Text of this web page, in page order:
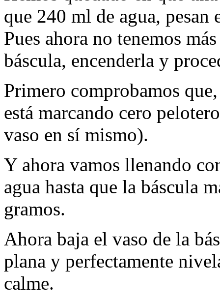
que 240 ml de agua,
Pues ahora no tenemos
báscula, encenderla y
Primero comprobamos
está marcando cero
vaso en sí mismo).
Y ahora vamos llenando
agua hasta que la báscula
gramos.
Ahora baja el vaso de la
plana y perfectamente
calme.